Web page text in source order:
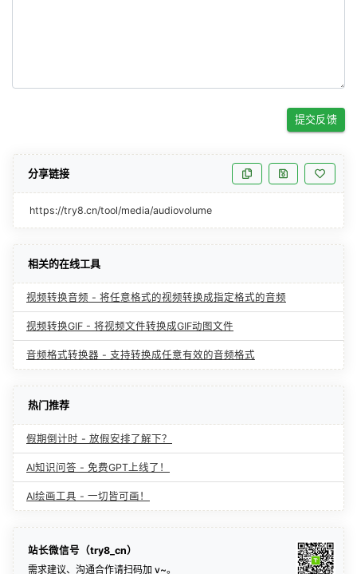
提交反馈
分享链接
https://try8.cn/tool/media/audiovolume
相关的在线工具
视频转换音频 - 将任意格式的视频转换成指定格式的音频
视频转换GIF - 将视频文件转换成GIF动图文件
音频格式转换器 - 支持转换成任意有效的音频格式
热门推荐
假期倒计时 - 放假安排了解下？
AI知识问答 - 免费GPT上线了！
AI绘画工具 - 一切皆可画！
站长微信号（try8_cn）
需求建议、沟通合作请扫码加 v~。